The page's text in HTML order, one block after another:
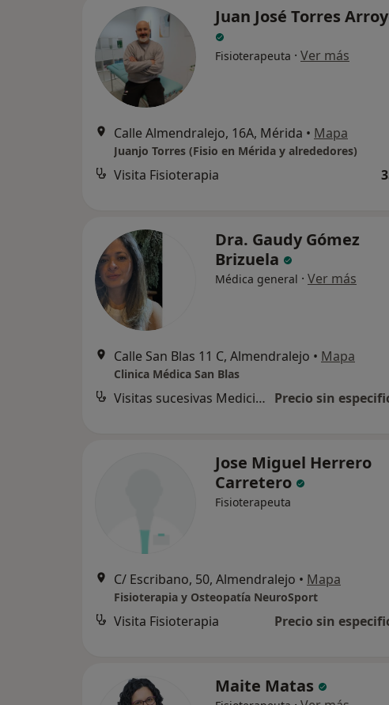
Juan José Torres
Fisioterapeuta · Ver más
Calle Almendralejo, 16A, Mérida • Mapa
Juanjo Torres (Fisio en Mérida y alrededores)
Visita Fisioterapia
Dra. Gaudy Gómez
Brizuela
Médica general · Ver más
Calle San Blas 11 C, Almendralejo • Mapa
Clinica Médica San Blas
Visitas sucesivas Medicina General Precio sin
Jose Miguel Herrero
Carretero
Fisioterapeuta
C/ Escribano, 50, Almendralejo • Mapa
Fisioterapia y Osteopatía NeuroSport
Visita Fisioterapia Precio sin
Maite Matas